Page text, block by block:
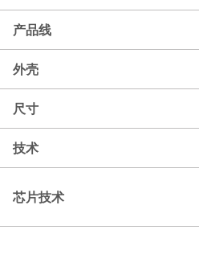
产品线
外壳
尺寸
技术
芯片技术